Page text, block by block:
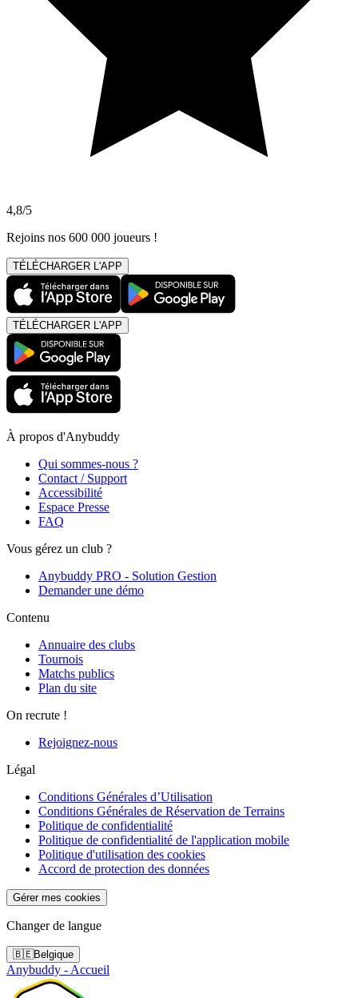
4,8/5
Rejoins nos 600 000 joueurs !
TÉLÉCHARGER L'APP
TÉLÉCHARGER L'APP
À propos d'Anybuddy
Qui sommes-nous ?
Contact / Support
Accessibilité
Espace Presse
FAQ
Vous gérez un club ?
Anybuddy PRO - Solution Gestion
Demander une démo
Contenu
Annuaire des clubs
Tournois
Matchs publics
Plan du site
On recrute !
Rejoignez-nous
Légal
Conditions Générales d’Utilisation
Conditions Générales de Réservation de Terrains
Politique de confidentialité
Politique de confidentialité de l'application mobile
Politique d'utilisation des cookies
Accord de protection des données
Gérer mes cookies
Changer de langue
🇧🇪Belgique
Anybuddy - Accueil